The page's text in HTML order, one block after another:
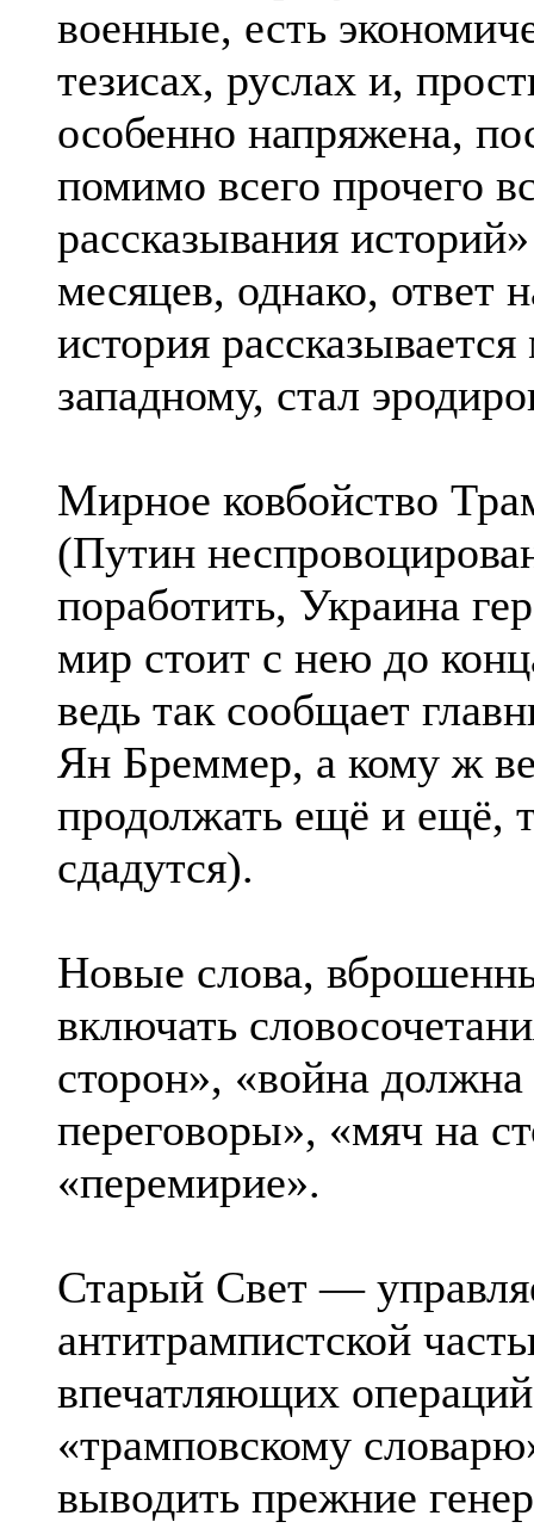
военные, есть
тезисах, руслах и,
особенно напряжена,
помимо всего прочего
рассказывания
месяцев, однако, ответ
история
западному, стал
Мирное ковбойство
(Путин
поработить, Украина
мир стоит с нею до
ведь так сообщает
Ян Бреммер, а кому ж
продолжать ещё и ещё,
сдадутся).
Новые слова,
включать
сторон», «война
переговоры», «мяч на
«перемирие».
Старый Свет —
антитрампистской
впечатляющих
«трамповскому
выводить прежние